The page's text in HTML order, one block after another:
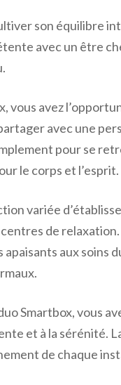
son équilibre
avec un être
vous avez
avec une
pour se
le corps et l’esprit.
variée
de
aux soins
Smartbox, vous
et à la sérénité.
de chaque